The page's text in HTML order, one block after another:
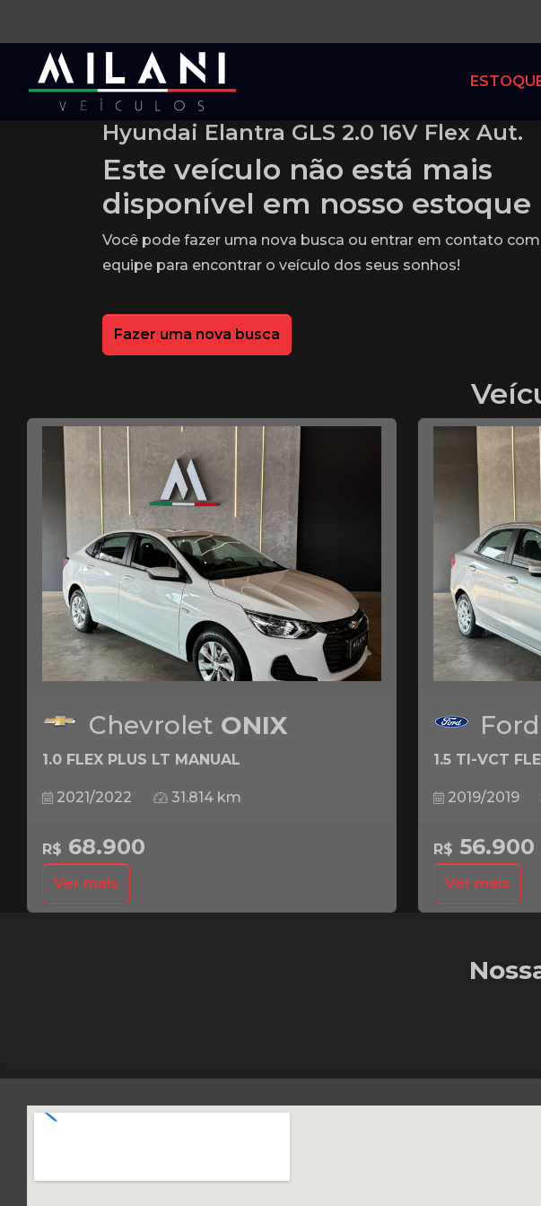
Hyundai Elantra GLS 2.0 16V Flex Aut.
Este veículo não está mais
disponível em nosso estoque
Você pode fazer uma nova busca ou entrar em contato
equipe para encontrar o veículo dos seus sonhos!
Fazer uma nova busca
Chevrolet ONIX
1.0 FLEX PLUS LT MANUAL
2021/2022 31.814 km
R$ 68.900
Ver mais
Ford
1.5 TI-VCT
2019/2019
R$ 56.900
Ver mais